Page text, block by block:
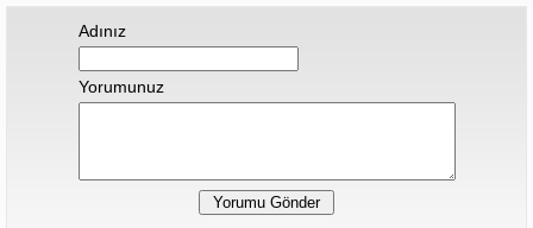
Adınız
Yorumunuz